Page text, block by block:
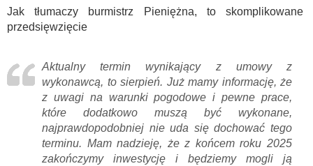
Jak tłumaczy burmistrz Pieniężna, to skomplikowane
przedsięwzięcie
Aktualny termin wynikający z umowy z
wykonawcą, to sierpień. Już mamy informację, że
z uwagi na warunki pogodowe i pewne prace,
które dodatkowo muszą być wykonane,
najprawdopodobniej nie uda się dochować tego
terminu. Mam nadzieję, że z końcem roku 2025
zakończymy inwestycję i będziemy mogli ją